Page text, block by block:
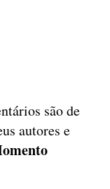
são de
autores e